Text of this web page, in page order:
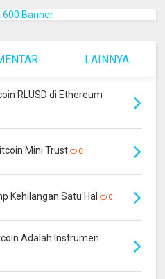
LAINNYA
RLUSD di Ethereum
Mini Trust 0
Kehilangan Satu Hal 0
Adalah Instrumen